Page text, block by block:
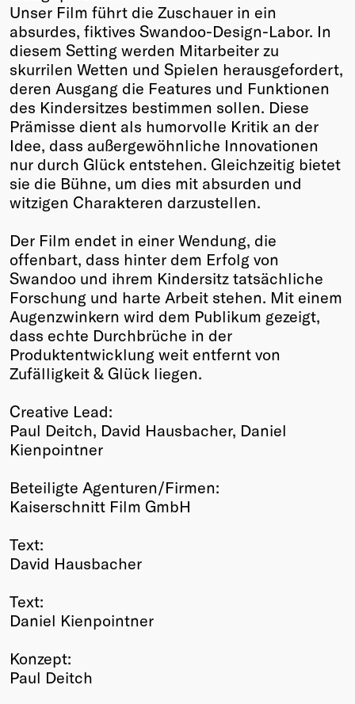
Unser Film führt die Zuschauer in ein
absurdes, fiktives Swandoo-Design-Labor. In
diesem Setting werden Mitarbeiter zu
skurrilen Wetten und Spielen herausgefordert,
deren Ausgang die Features und Funktionen
des Kindersitzes bestimmen sollen. Diese
Prämisse dient als humorvolle Kritik an der
Idee, dass außergewöhnliche Innovationen
nur durch Glück entstehen. Gleichzeitig bietet
sie die Bühne, um dies mit absurden und
witzigen Charakteren darzustellen.
Der Film endet in einer Wendung, die
offenbart, dass hinter dem Erfolg von
Swandoo und ihrem Kindersitz tatsächliche
Forschung und harte Arbeit stehen. Mit einem
Augenzwinkern wird dem Publikum gezeigt,
dass echte Durchbrüche in der
Produktentwicklung weit entfernt von
Zufälligkeit & Glück liegen.
Creative Lead:
Paul Deitch, David Hausbacher, Daniel
Kienpointner
Beteiligte Agenturen/Firmen:
Kaiserschnitt Film GmbH
Text:
David Hausbacher
Text:
Daniel Kienpointner
Konzept:
Paul Deitch